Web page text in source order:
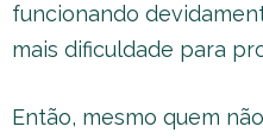
funcionando
mais dificuldade para
Então, mesmo quem